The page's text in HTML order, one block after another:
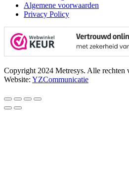
Algemene voorwaarden
Privacy Policy
Copyright 2024 Metresys. Alle rechten
Website: YZCommunicatie